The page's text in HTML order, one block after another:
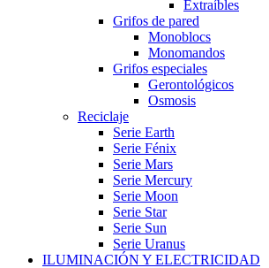
Extraíbles
Grifos de pared
Monoblocs
Monomandos
Grifos especiales
Gerontológicos
Osmosis
Reciclaje
Serie Earth
Serie Fénix
Serie Mars
Serie Mercury
Serie Moon
Serie Star
Serie Sun
Serie Uranus
ILUMINACIÓN Y ELECTRICIDAD